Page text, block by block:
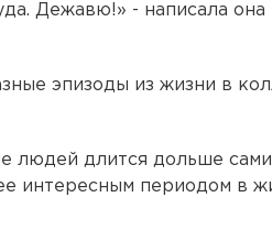
Дежавю!» - написала она
эпизоды из жизни в
людей длится дольше
интересным периодом в